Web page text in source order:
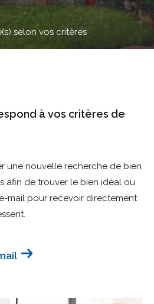
selon vos critères
à vos critères de
une nouvelle recherche de bien
afin de trouver le bien idéal ou
mail pour recevoir directement